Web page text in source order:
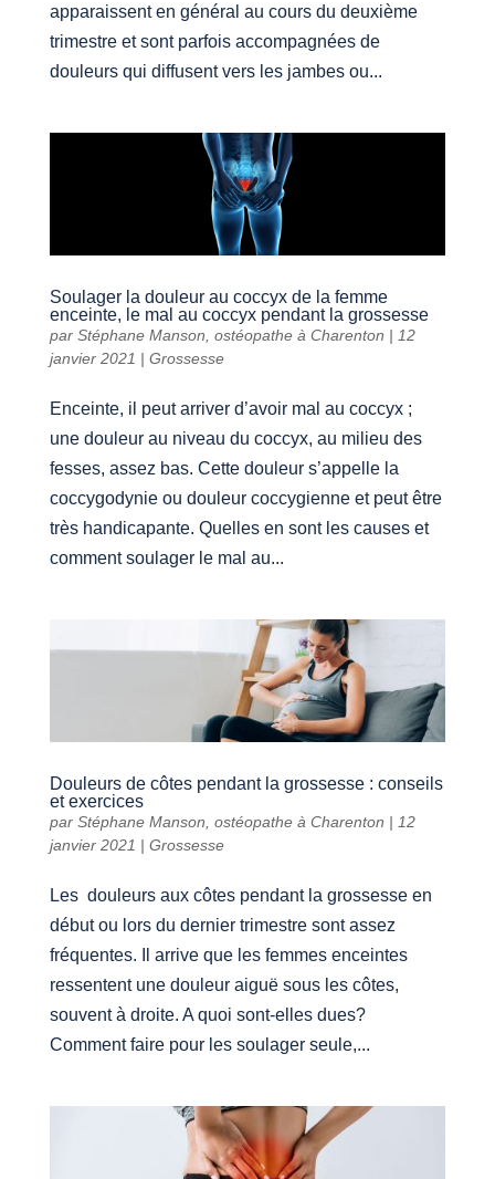
apparaissent en général au cours du deuxième
trimestre et sont parfois accompagnées de
douleurs qui diffusent vers les jambes ou...
Soulager la douleur au coccyx de la femme
enceinte, le mal au coccyx pendant la grossesse
par Stéphane Manson, ostéopathe à Charenton | 12
janvier 2021 | Grossesse
Enceinte, il peut arriver d’avoir mal au coccyx ;
une douleur au niveau du coccyx, au milieu des
fesses, assez bas. Cette douleur s’appelle la
coccygodynie ou douleur coccygienne et peut être
très handicapante. Quelles en sont les causes et
comment soulager le mal au...
Douleurs de côtes pendant la grossesse : conseils
et exercices
par Stéphane Manson, ostéopathe à Charenton | 12
janvier 2021 | Grossesse
Les douleurs aux côtes pendant la grossesse en
début ou lors du dernier trimestre sont assez
fréquentes. Il arrive que les femmes enceintes
ressentent une douleur aiguë sous les côtes,
souvent à droite. A quoi sont-elles dues?
Comment faire pour les soulager seule,...